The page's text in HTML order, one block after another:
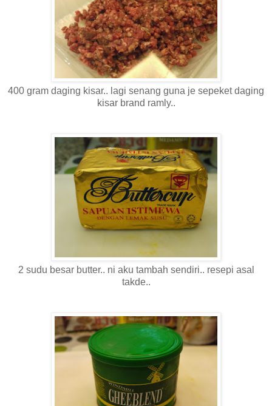
400 gram daging kisar.. lagi senang guna je sepeket daging
kisar brand ramly..
2 sudu besar butter.. ni aku tambah sendiri.. resepi asal
takde..